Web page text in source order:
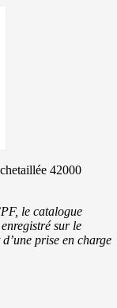
42000
le catalogue
sur le
prise en charge